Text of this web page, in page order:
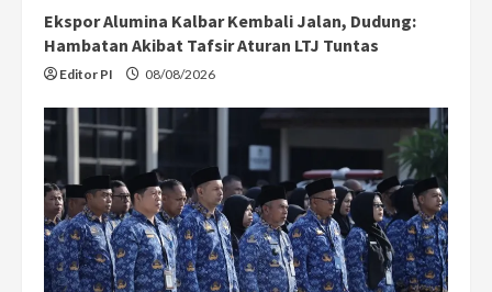
Ekspor Alumina Kalbar Kembali Jalan, Dudung:
Hambatan Akibat Tafsir Aturan LTJ Tuntas
Editor PI 08/08/2026